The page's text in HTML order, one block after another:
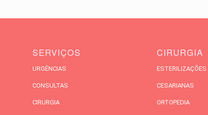
SERVIÇOS
URGÊNCIAS
CONSULTAS
CIRURGIA
CIRURGIA
ESTERILIZAÇÕES
CESARIANAS
ORTOPEDIA